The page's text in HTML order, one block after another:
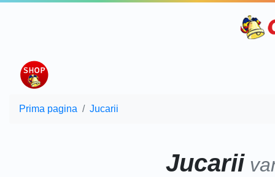
Prima pagina Jucarii
Jucarii